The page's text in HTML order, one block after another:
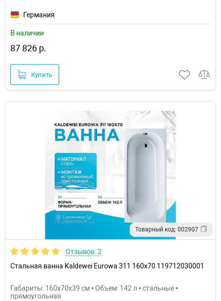
Германия
В наличии
87 826 р.
Купить
Товарный код: 002907
Отзывов: 2
Стальная ванна Kaldewei Eurowa 311 160x70 119712030001
Габариты: 160x70x39 см • Объем: 142 л • стальные •
прямоугольная